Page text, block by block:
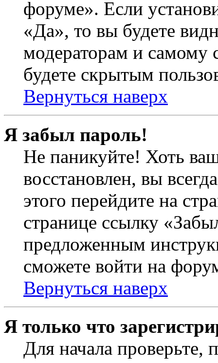
форуме». Если
«Да», то вы будете
модераторам и самому
будете скрытым
Вернуться наверх
Я забыл пароль!
Не паникуйте! Хоть
восстановлен, вы
этого перейдите на
странице ссылку
предложенным
сможете войти на
Вернуться наверх
Я только что
Для начала проверьте,